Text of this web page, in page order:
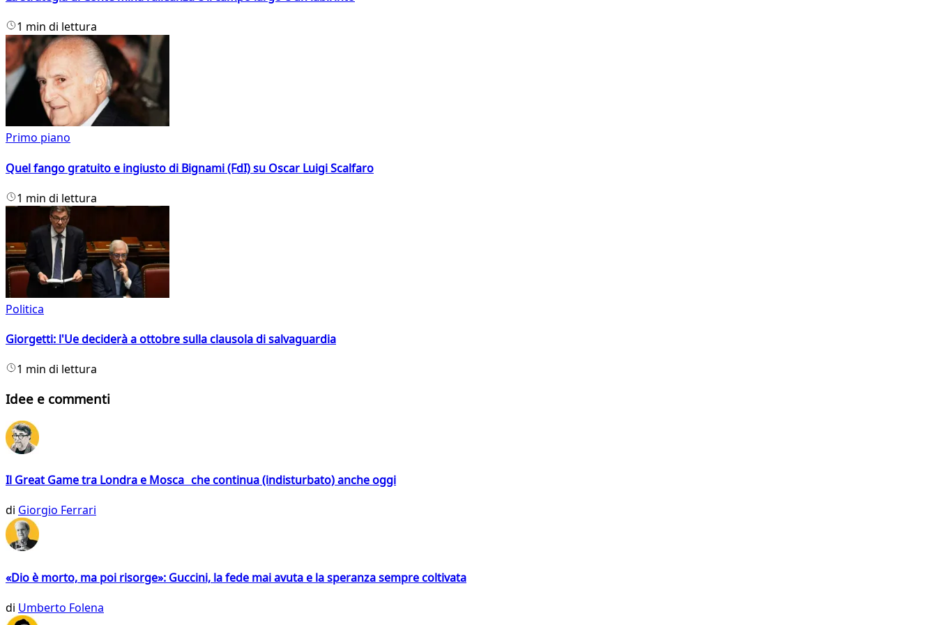
1 min di lettura
Primo piano
Quel fango gratuito e ingiusto di Bignami (FdI) su Oscar Luigi Scalfaro
1 min di lettura
Politica
Giorgetti: l'Ue deciderà a ottobre sulla clausola di salvaguardia
1 min di lettura
Idee e commenti
Il Great Game tra Londra e Mosca che continua (indisturbato) anche oggi
di Giorgio Ferrari
«Dio è morto, ma poi risorge»: Guccini, la fede mai avuta e la speranza sempre coltivata
di Umberto Folena